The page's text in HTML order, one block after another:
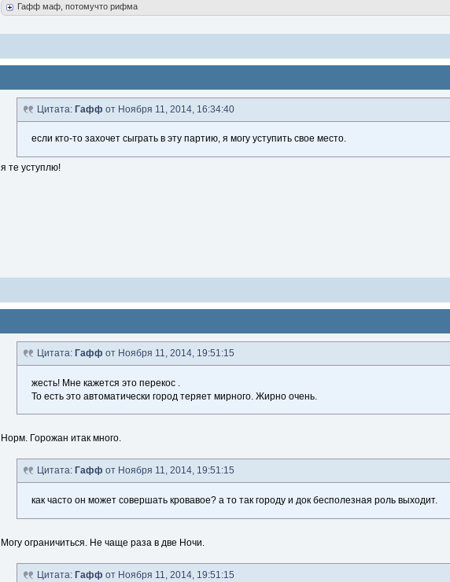
Гафф маф, потомучто рифма
Цитата:Гафф от Ноября 11, 2014, 16:34:40
если кто-то захочет сыграть в эту партию, я могу уступить свое место.
я те уступлю!
Цитата:Гафф от Ноября 11, 2014, 19:51:15
жесть! Мне кажется это перекос .
То есть это автоматически город теряет мирного. Жирно очень.
Норм. Горожан итак много.
Цитата: Гафф от Ноября 11, 2014, 19:51:15
как часто он может совершать кровавое? а то так городу и док бесполезная роль выходит.
Могу ограничиться. Не чаще раза в две Ночи.
Цитата:Гафф от Ноября 11, 2014, 19:51:15